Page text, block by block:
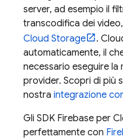
server, ad esempio il
transcodifica dei
Cloud Storage
.
automaticamente, il
necessario eseguire la
provider. Scopri di più
nostra integrazione
Gli SDK Firebase per
perfettamente con